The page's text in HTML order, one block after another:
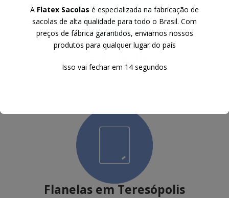
Sacochilas de TNTem
Mochilas de TNT com alça em cordão de
Flanelas em Teresópolis
A Flatex Sacolas é especializada na fabricação de
sacolas de alta qualidade para todo o Brasil. Com
preços de fábrica garantidos, enviamos nossos
produtos para qualquer lugar do país
Isso vai fechar em 13 segundos